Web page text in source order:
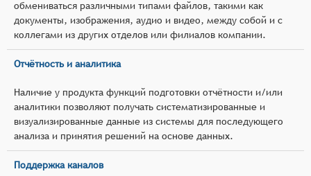
обмениваться различными типами файлов, такими как
документы, изображения, аудио и видео, между собой и с
коллегами из других отделов или филиалов компании.
Отчётность и аналитика
Наличие у продукта функций подготовки отчётности и/или
аналитики позволяют получать систематизированные и
визуализированные данные из системы для последующего
анализа и принятия решений на основе данных.
Поддержка каналов